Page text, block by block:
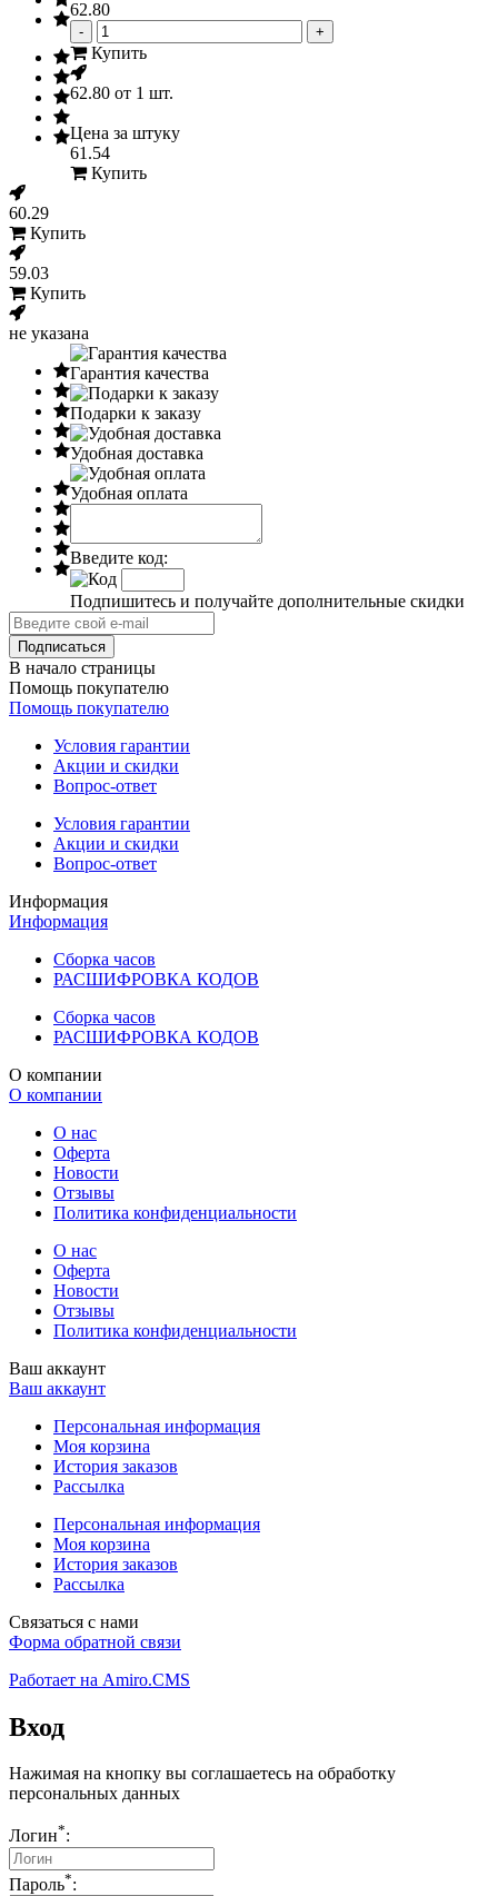
62.80
- +
Купить
62.80 от 1 шт.
Цена за штуку
61.54
Купить
60.29
Купить
59.03
Купить
не указана
Гарантия качества
Подарки к заказу
Удобная доставка
Удобная оплата
Введите код:
Подпишитесь и получайте дополнительные скидки
В начало страницы
Помощь покупателю
Помощь покупателю
Условия гарантии
Акции и скидки
Вопрос-ответ
Условия гарантии
Акции и скидки
Вопрос-ответ
Информация
Информация
Сборка часов
РАСШИФРОВКА КОДОВ
Сборка часов
РАСШИФРОВКА КОДОВ
О компании
О компании
О нас
Оферта
Новости
Отзывы
Политика конфиденциальности
О нас
Оферта
Новости
Отзывы
Политика конфиденциальности
Ваш аккаунт
Ваш аккаунт
Персональная информация
Моя корзина
История заказов
Рассылка
Персональная информация
Моя корзина
История заказов
Рассылка
Связаться с нами
Форма обратной связи
Работает на Amiro.CMS
Вход
Нажимая на кнопку вы соглашаетесь на обработку
персональных данных
Логин*:
Пароль*: